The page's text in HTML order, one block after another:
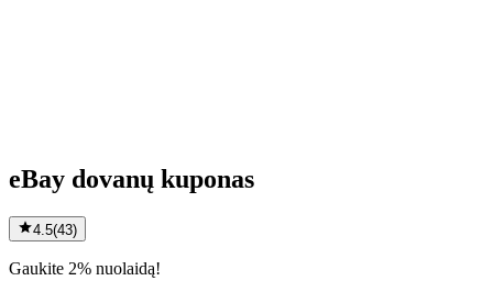
eBay dovanų kuponas
4.5(43)
Gaukite 2% nuolaidą!